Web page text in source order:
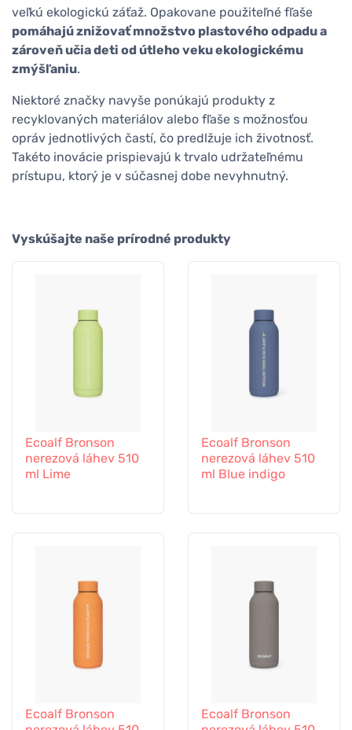
veľkú ekologickú záťaž. Opakovane použiteľné fľaše
pomáhajú znižovať množstvo plastového odpadu a
zároveň učia deti od útleho veku ekologickému
zmýšľaniu.
Niektoré značky navyše ponúkajú produkty z
recyklovaných materiálov alebo fľaše s možnosťou
opráv jednotlivých častí, čo predlžuje ich životnosť.
Takéto inovácie prispievajú k trvalo udržateľnému
prístupu, ktorý je v súčasnej dobe nevyhnutný.
Vyskúšajte naše prírodné produkty
Ecoalf Bronson
nerezová láhev 510
ml Lime
Ecoalf Bronson
nerezová láhev 510
ml Blue indigo
Ecoalf Bronson
Ecoalf Bronson